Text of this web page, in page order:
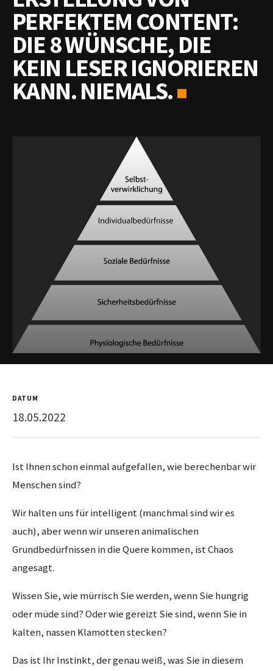
PERFEKTEM CONTENT:
DIE 8 WÜNSCHE, DIE
KEIN LESER IGNORIEREN
KANN. NIEMALS.
DATUM
18.05.2022
Ist Ihnen schon einmal aufgefallen, wie berechenbar wir
Menschen sind?
Wir halten uns für intelligent (manchmal sind wir es
auch), aber wenn wir unseren animalischen
Grundbedürfnissen in die Quere kommen, ist Chaos
angesagt.
Wissen Sie, wie mürrisch Sie werden, wenn Sie hungrig
oder müde sind? Oder wie gereizt Sie sind, wenn Sie in
kalten, nassen Klamotten stecken?
Das ist Ihr Instinkt, der genau weiß, was Sie in diesem